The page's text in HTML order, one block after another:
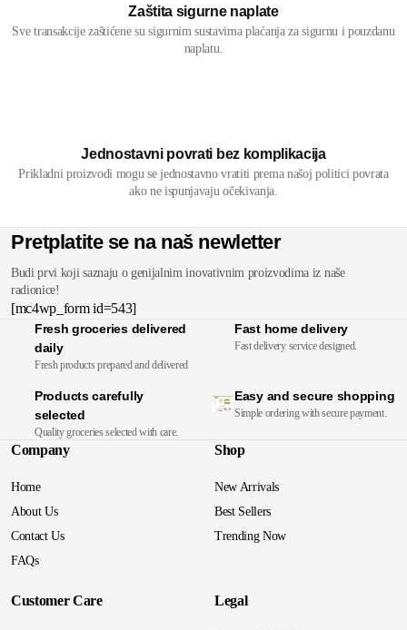
Zaštita sigurne naplate
Sve transakcije zaštićene su sigurnim sustavima plaćanja za sigurnu i pouzdanu
naplatu.
Jednostavni povrati bez komplikacija
Prikladni proizvodi mogu se jednostavno vratiti prema našoj politici povrata
ako ne ispunjavaju očekivanja.
Pretplatite se na naš newletter
Budi prvi koji saznaju o genijalnim inovativnim proizvodima iz naše
radionice!
[mc4wp_form id=543]
Fresh groceries delivered
daily
Fresh products prepared and delivered
Fast home delivery
Fast delivery service designed.
Products carefully
selected
Quality groceries selected with care.
Easy and secure shopping
Simple ordering with secure payment.
Company
Home
About Us
Contact Us
FAQs
Shop
New Arrivals
Best Sellers
Trending Now
Customer Care Legal